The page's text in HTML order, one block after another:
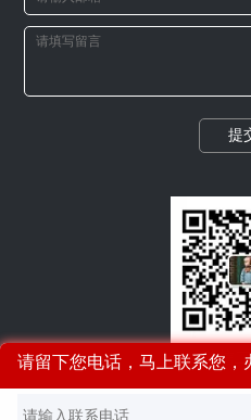
请留下您电话，马上联系您，
提
微信